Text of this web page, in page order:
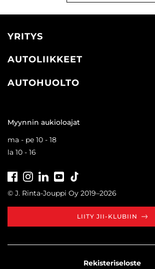
YRITYS
AUTOLIIKKEET
AUTOHUOLTO
Myynnin aukioloajat
ma - pe 10 - 18
la 10 - 16
FacebookInstagramLinkedInYoutube
© J. Rinta-Jouppi Oy 2019–2026
LIITY JII-KLUBIIN
Rekisteriseloste